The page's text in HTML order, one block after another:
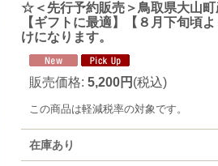
☆＜先行予約販売＞鳥取県大山町
【ギフトに最適】【８月下旬頃
けになります。
販売価格: 5,200円 (税込)
この商品は軽減税率の対象です。
在庫あり